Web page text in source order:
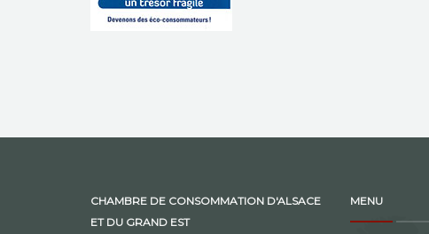
CHAMBRE DE CONSOMMATION D'ALSACE
ET DU GRAND EST
MENU